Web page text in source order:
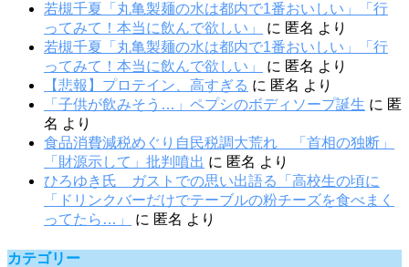
若槻千夏「丸亀製麺の水は都内で1番おいしい」「行
ってみて！本当に飲んで欲しい」
に 匿名 より
若槻千夏「丸亀製麺の水は都内で1番おいしい」「行
ってみて！本当に飲んで欲しい」
に 匿名 より
【悲報】プロテイン、高すぎる に 匿名 より
「子供が飲みそう…」ペプシのボディソープ誕生 に 匿
名 より
食品消費減税めぐり自民税調大荒れ 「首相の独断」
「財源示して」批判噴出 に 匿名 より
ひろゆき氏 ガストでの思い出語る「高校生の頃に
「ドリンクバーだけでテーブルの粉チーズを食べまく
ってたら…」
に 匿名 より
カテゴリー